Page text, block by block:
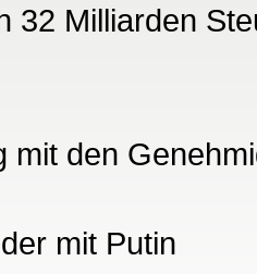
32 Milliarden
mit den
mit Putin